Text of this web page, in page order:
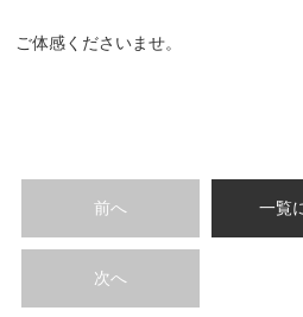
ご体感くださいませ。
前へ 一覧
次へ